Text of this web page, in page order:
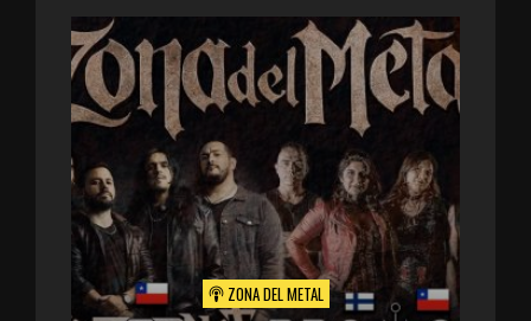
ZONA DEL METAL